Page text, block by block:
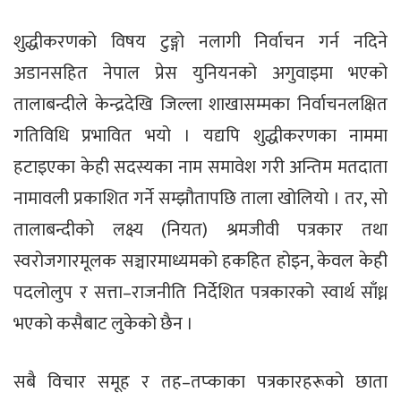
शुद्धीकरणको विषय टुङ्गो नलागी निर्वाचन गर्न नदिने
अडानसहित नेपाल प्रेस युनियनको अगुवाइमा भएको
तालाबन्दीले केन्द्रदेखि जिल्ला शाखासम्मका निर्वाचनलक्षित
गतिविधि प्रभावित भयो । यद्यपि शुद्धीकरणका नाममा
हटाइएका केही सदस्यका नाम समावेश गरी अन्तिम मतदाता
नामावली प्रकाशित गर्ने सम्झौतापछि ताला खोलियो । तर, सो
तालाबन्दीको लक्ष्य (नियत) श्रमजीवी पत्रकार तथा
स्वरोजगारमूलक सञ्चारमाध्यमको हकहित होइन, केवल केही
पदलोलुप र सत्ता–राजनीति निर्देशित पत्रकारको स्वार्थ साँध्न
भएको कसैबाट लुकेको छैन ।
सबै विचार समूह र तह–तप्काका पत्रकारहरूको छाता